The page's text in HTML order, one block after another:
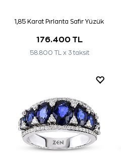
1,85 Karat Pırlanta Safir Yüzük
176.400 TL
58.800 TL x 3 taksit